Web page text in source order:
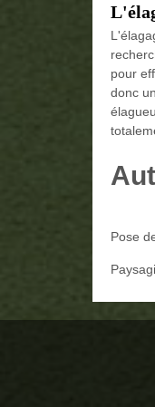
pour
donc
Pose